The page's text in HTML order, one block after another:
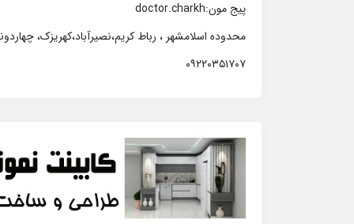
پیج مون:doctor.charkh
محدوده اسلامشهر ، رباط کریم،نصیرآباد،کهریزک،
۰۹۲۲۰۳۵۱۷۰۷